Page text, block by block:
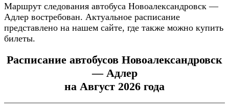
Маршрут следования автобуса Новоалександровск —
Адлер востребован. Актуальное расписание
представлено на нашем сайте, где также можно купить
билеты.
Расписание автобусов Новоалександровск
— Адлер
на Август 2026 года